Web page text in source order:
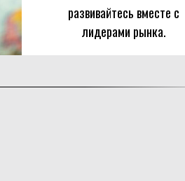
развивайтесь вместе с
лидерами рынка.